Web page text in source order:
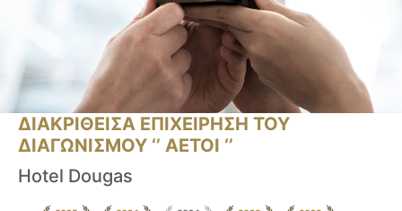
ΔΙΑΚΡΙΘΕΙΣΑ ΕΠΙΧΕΙΡΗΣΗ ΤΟΥ
ΔΙΑΓΩΝΙΣΜΟΥ ‘’ ΑΕΤΟΙ ‘’
Hotel Dougas